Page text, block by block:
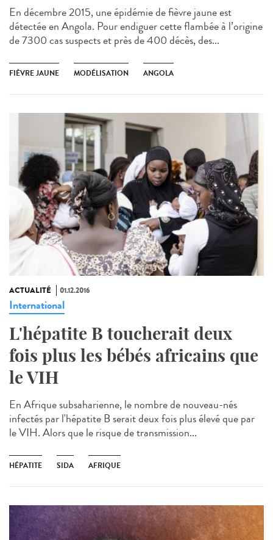
En décembre 2015, une épidémie de fièvre jaune est
détectée en Angola. Pour endiguer cette flambée à l’origine
de 7300 cas suspects et près de 400 décès, des...
FIÈVRE JAUNE MODÉLISATION ANGOLA
ACTUALITÉ 01.12.2016
International
L'hépatite B toucherait deux
fois plus les bébés africains que
le VIH
En Afrique subsaharienne, le nombre de nouveau-nés
infectés par l'hépatite B serait deux fois plus élevé que par
le VIH. Alors que le risque de transmission...
HÉPATITE SIDA AFRIQUE